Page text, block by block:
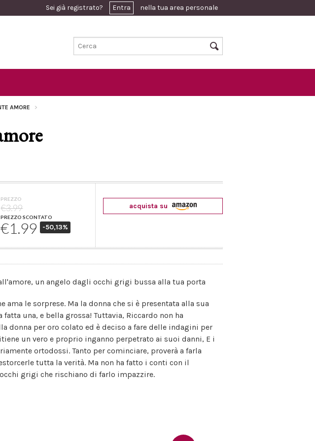
Sei già registrato? Entra nella tua area personale
AMORE
PREZZO
€3.99
PREZZO SCONTATO
€1.99 -50,13%
acquista su
un angelo dagli occhi grigi bussa alla tua porta
le sorprese. Ma la donna che si è presentata alla sua
una, e bella grossa! Tuttavia, Riccardo non ha
donna per oro colato ed è deciso a fare delle indagini per
un vero e proprio inganno perpetrato ai suoi danni, E i
ortodossi. Tanto per cominciare, proverà a farla
tutta la verità. Ma non ha fatto i conti con il
grigi che rischiano di farlo impazzire.